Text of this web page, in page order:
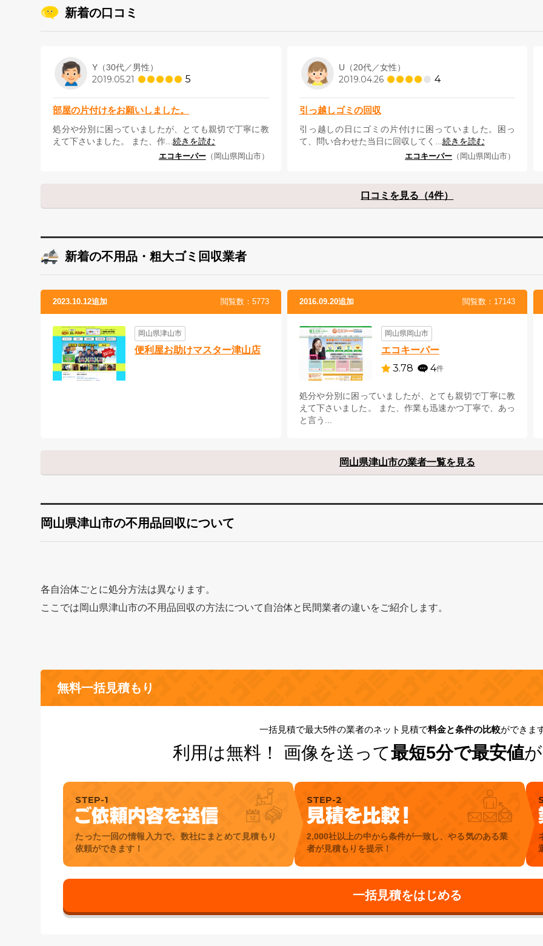
新着の口コミ
Y（30代／男性）
2019.05.21 5
部屋の片付けをお願いしました。
処分や分別に困っていましたが、とても親切で丁寧に教
えて下さいました。 また、作...続きを読む
エコキーパー（岡山県岡山市）
U（20代／女性）
2019.04.26 4
引っ越しゴミの回収
引っ越しの日にゴミの片付けに困っていました。困っ
て、問い合わせた当日に回収してく... 続きを読む
エコキーパー （岡山県岡山市）
口コミを見る（4件）
新着の不用品・粗大ゴミ回収業者
2023.10.12追加 閲覧数：5773
岡山県津山市
便利屋お助けマスター津山店
2016.09.20追加 閲覧数：17143
岡山県岡山市
エコキーパー
3.78 4件
処分や分別に困っていましたが、とても親切で丁寧に教
えて下さいました。 また、作業も迅速かつ丁寧で、あっ
と言う...
岡山県津山市の業者一覧を見る
岡山県津山市の不用品回収について
各自治体ごとに処分方法は異なります。
ここでは岡山県津山市の不用品回収の方法について自治体と民間業者の違いをご紹介します。
無料一括見積もり
一括見積で最大5件の業者のネット見積で料金と条件の比較ができま
利用は無料！ 画像を送って最短5分で最安値
STEP-1
たった一回の情報入力で、数社にまとめて見積もり
依頼ができます！
STEP-2
2,000社以上の中から条件が一致し、やる気のある業
者が見積もりを提示！